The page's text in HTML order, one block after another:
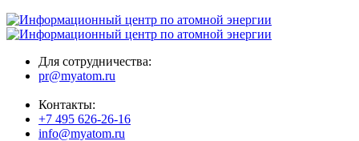
Для сотрудничества:
pr@myatom.ru
Контакты:
+7 495 626-26-16
info@myatom.ru